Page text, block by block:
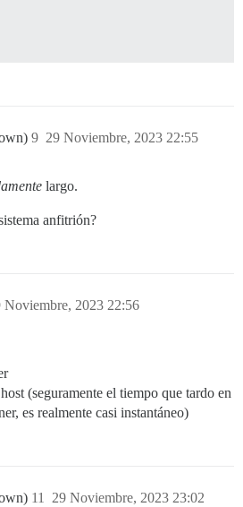
29 Noviembre, 2023 22:55
9
largo.
anfitrión?
Noviembre, 2023 22:56
(seguramente el tiempo que tardo en
es realmente casi instantáneo)
29 Noviembre, 2023 23:02
11